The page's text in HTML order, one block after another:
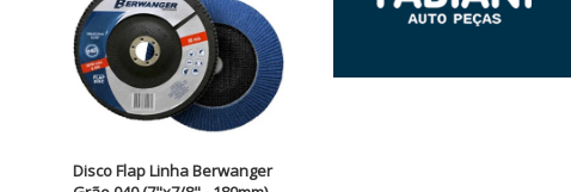
Disco Flap Linha Berwanger